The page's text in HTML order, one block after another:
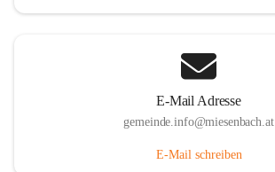
E-Mail Adresse
gemeinde.info@miesenbach.at
E-Mail schreiben